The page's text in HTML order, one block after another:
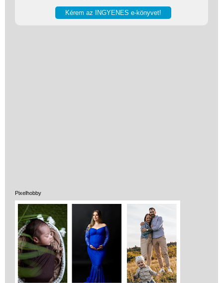
Pixelhobby
Szállítási költség 1490 Ft-tól,
de akár INGYEN!
1-3 munkanapos kiszállítás
5%-os törzsvásárlói
kedvezmény